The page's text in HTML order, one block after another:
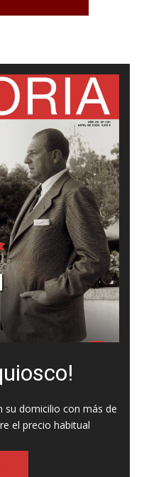
su domicilio con más de
el precio habitual